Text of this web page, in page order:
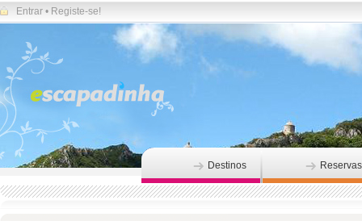
Entrar • Registe-se!
Destinos Reservas